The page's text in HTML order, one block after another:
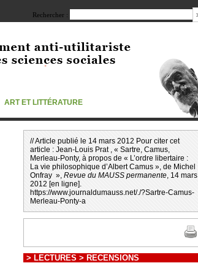
Rechercher :
ART ET LITTÉRATURE
// Article publié le 14 mars 2012 Pour citer cet
article : Jean-Louis Prat , « Sartre, Camus,
Merleau-Ponty, à propos de « L’ordre libertaire :
La vie philosophique d’Albert Camus », de Michel
Onfray », Revue du MAUSS permanente, 14 mars
2012 [en ligne].
https://www.journaldumauss.net/./?Sartre-Camus-
Merleau-Ponty-a
> LECTURES > RECENSIONS